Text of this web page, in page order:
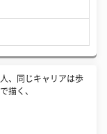
人、同じキャリアは歩
描く、